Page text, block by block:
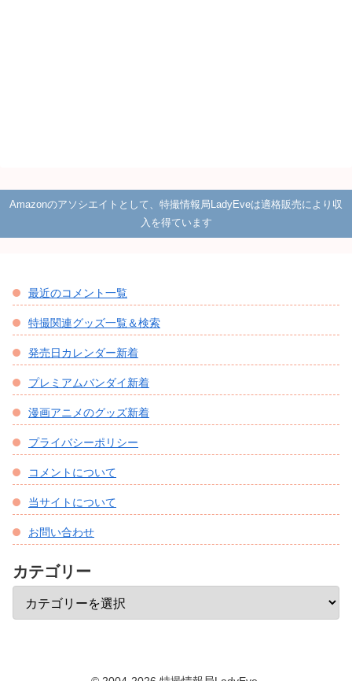
Amazonのアソシエイトとして、特撮情報局LadyEveは適格販売により収
入を得ています
最近のコメント一覧
特撮関連グッズ一覧＆検索
発売日カレンダー新着
プレミアムバンダイ新着
漫画アニメのグッズ新着
プライバシーポリシー
コメントについて
当サイトについて
お問い合わせ
カテゴリー